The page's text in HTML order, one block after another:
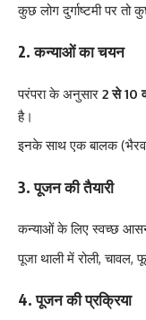
कुछ लोग दुर्गाष्टमी पर
2. कन्याओं का चयन
परंपरा के अनुसार 2 से 10
है।
इनके साथ एक बालक (भैरव
3. पूजन की तैयारी
कन्याओं के लिए स्वच्छ
पूजा थाली में रोली,
4. पूजन की प्रक्रिया